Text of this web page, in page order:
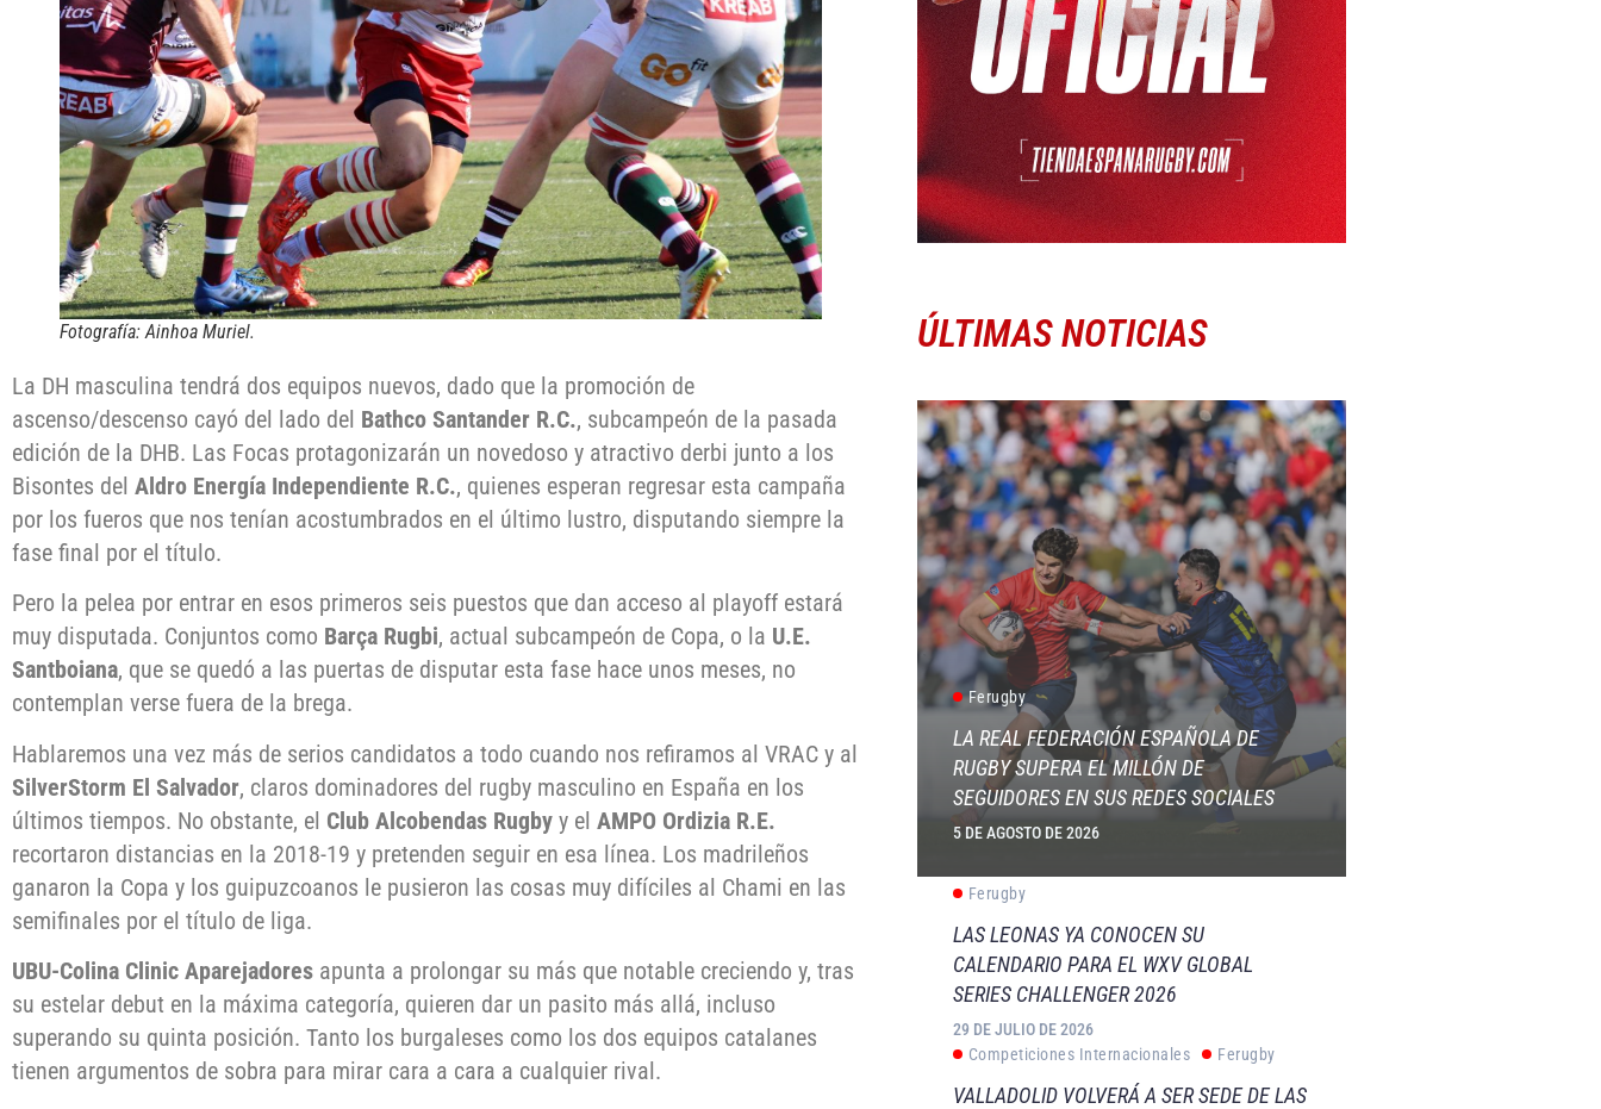
Fotografía: Ainhoa Muriel.
La DH masculina tendrá dos equipos nuevos, dado que la promoción de
ascenso/descenso cayó del lado del Bathco Santander R.C., subcampeón de la pasada
edición de la DHB. Las Focas protagonizarán un novedoso y atractivo derbi junto a los
Bisontes del Aldro Energía Independiente R.C., quienes esperan regresar esta campaña
por los fueros que nos tenían acostumbrados en el último lustro, disputando siempre la
fase final por el título.
Pero la pelea por entrar en esos primeros seis puestos que dan acceso al playoff estará
muy disputada. Conjuntos como Barça Rugbi, actual subcampeón de Copa, o la U.E.
Santboiana, que se quedó a las puertas de disputar esta fase hace unos meses, no
contemplan verse fuera de la brega.
Hablaremos una vez más de serios candidatos a todo cuando nos refiramos al VRAC y al
SilverStorm El Salvador, claros dominadores del rugby masculino en España en los
últimos tiempos. No obstante, el Club Alcobendas Rugby y el AMPO Ordizia R.E.
recortaron distancias en la 2018-19 y pretenden seguir en esa línea. Los madrileños
ganaron la Copa y los guipuzcoanos le pusieron las cosas muy difíciles al Chami en las
semifinales por el título de liga.
UBU-Colina Clinic Aparejadores apunta a prolongar su más que notable creciendo y, tras
su estelar debut en la máxima categoría, quieren dar un pasito más allá, incluso
superando su quinta posición. Tanto los burgaleses como los dos equipos catalanes
tienen argumentos de sobra para mirar cara a cara a cualquier rival.
ÚLTIMAS NOTICIAS
Ferugby
LA REAL FEDERACIÓN ESPAÑOLA DE
RUGBY SUPERA EL MILLÓN DE
SEGUIDORES EN SUS REDES SOCIALES
5 DE AGOSTO DE 2026
Ferugby
LAS LEONAS YA CONOCEN SU
CALENDARIO PARA EL WXV GLOBAL
SERIES CHALLENGER 2026
29 DE JULIO DE 2026
Competiciones Internacionales
Ferugby
VALLADOLID VOLVERÁ A SER SEDE DE LAS